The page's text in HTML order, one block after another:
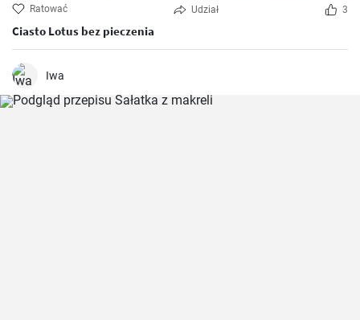
Ratować Udział 3
Ciasto Lotus bez pieczenia
Iwa